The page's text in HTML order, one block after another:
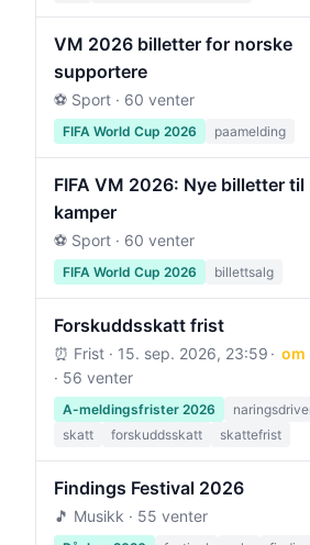
VM 2026 billetter for norske
supportere
⚽ Sport · 60 venter
FIFA World Cup 2026 paamelding
FIFA VM 2026: Nye billetter til
kamper
⚽ Sport · 60 venter
FIFA World Cup 2026 billettsalg
Forskuddsskatt frist
⏰ Frist · 15. sep. 2026, 23:59
om
· 56 venter
A-meldingsfrister 2026
skatt
forskuddsskatt skattefrist
Findings Festival 2026
🎵 Musikk · 55 venter